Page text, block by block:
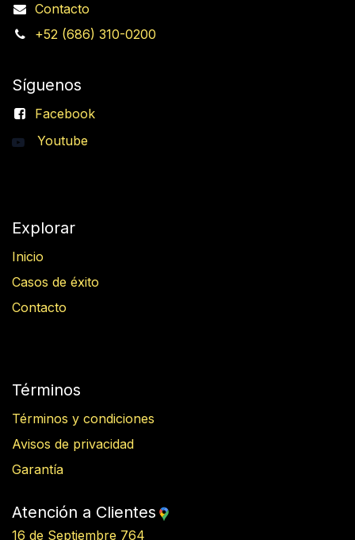
Contacto
+52 (686) 310-0200
Síguenos
Facebook
Youtube
Explorar
Inicio
Casos de éxito
Contacto
Términos
Términos y condiciones
Avisos de privacidad
Garantía
Atención a Clientes
16 de Septiembre 764